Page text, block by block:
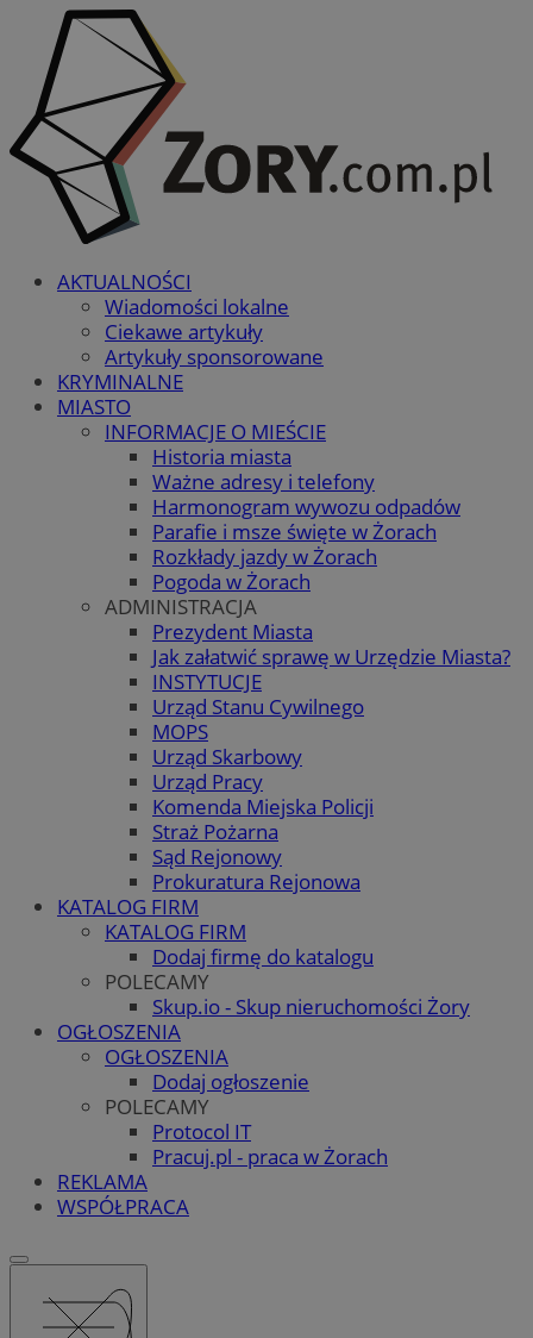
AKTUALNOŚCI
Wiadomości lokalne
Ciekawe artykuły
Artykuły sponsorowane
KRYMINALNE
MIASTO
INFORMACJE O MIEŚCIE
Historia miasta
Ważne adresy i telefony
Harmonogram wywozu odpadów
Parafie i msze święte w Żorach
Rozkłady jazdy w Żorach
Pogoda w Żorach
ADMINISTRACJA
Prezydent Miasta
Jak załatwić sprawę w Urzędzie Miasta?
INSTYTUCJE
Urząd Stanu Cywilnego
MOPS
Urząd Skarbowy
Urząd Pracy
Komenda Miejska Policji
Straż Pożarna
Sąd Rejonowy
Prokuratura Rejonowa
KATALOG FIRM
KATALOG FIRM
Dodaj firmę do katalogu
POLECAMY
Skup.io - Skup nieruchomości Żory
OGŁOSZENIA
OGŁOSZENIA
Dodaj ogłoszenie
POLECAMY
Protocol IT
Pracuj.pl - praca w Żorach
REKLAMA
WSPÓŁPRACA